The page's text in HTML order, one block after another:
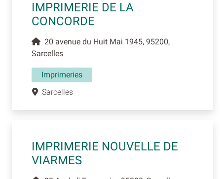
IMPRIMERIE DE LA
CONCORDE
20 avenue du Huit Mai 1945, 95200,
Sarcelles
Imprimeries
Sarcelles
IMPRIMERIE NOUVELLE DE
VIARMES